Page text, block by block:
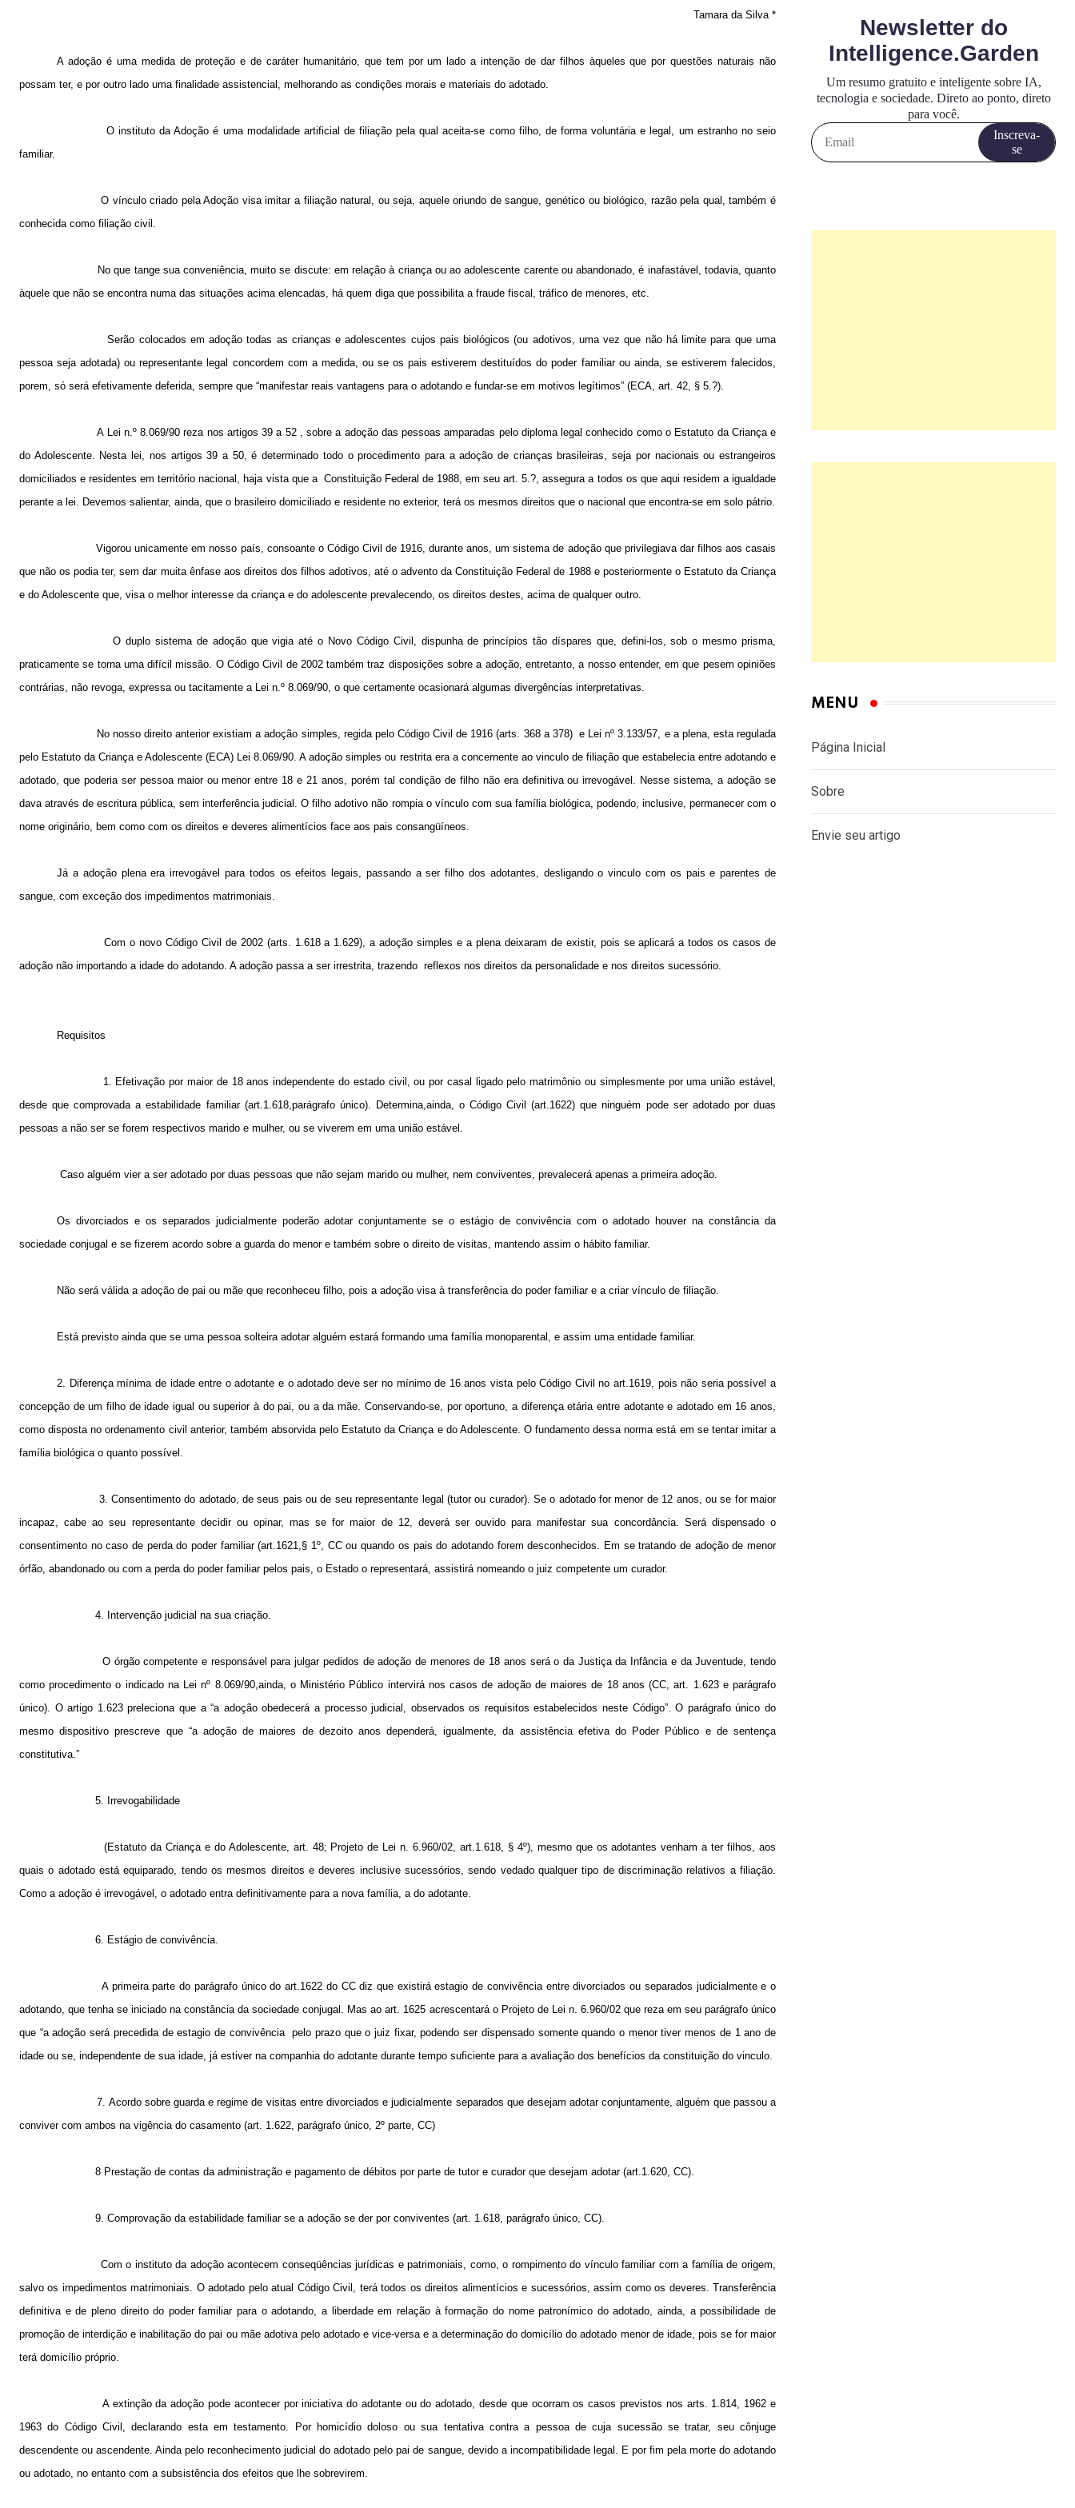
Tamara da Silva *
A adoção é uma medida de proteção e de caráter humanitário, que tem por um lado a intenção de dar filhos àqueles que por questões naturais não
possam ter, e por outro lado uma finalidade assistencial, melhorando as condições morais e materiais do adotado.
O instituto da Adoção é uma modalidade artificial de filiação pela qual aceita-se como filho, de forma voluntária e legal, um estranho no seio
familiar.
O vínculo criado pela Adoção visa imitar a filiação natural, ou seja, aquele oriundo de sangue, genético ou biológico, razão pela qual, também é
conhecida como filiação civil.
No que tange sua conveniência, muito se discute: em relação à criança ou ao adolescente carente ou abandonado, é inafastável, todavia, quanto
àquele que não se encontra numa das situações acima elencadas, há quem diga que possibilita a fraude fiscal, tráfico de menores, etc.
Serão colocados em adoção todas as crianças e adolescentes cujos pais biológicos (ou adotivos, uma vez que não há limite para que uma
pessoa seja adotada) ou representante legal concordem com a medida, ou se os pais estiverem destituídos do poder familiar ou ainda, se estiverem falecidos,
porem, só será efetivamente deferida, sempre que “manifestar reais vantagens para o adotando e fundar-se em motivos legítimos” (ECA, art. 42, § 5.?).
A Lei n.º 8.069/90 reza nos artigos39 a 52 , sobre a adoção das pessoas amparadas pelo diploma legal conhecido como o Estatuto da Criança e
do Adolescente. Nesta lei, nos artigos39 a50, é determinado todo o procedimento para a adoção de crianças brasileiras, seja por nacionais ou estrangeiros
domiciliados e residentes em território nacional, haja vista que a Constituição Federal de 1988, em seu art. 5.?, assegura a todos os que aqui residem a igualdade
perante a lei. Devemos salientar, ainda, que o brasileiro domiciliado e residente no exterior, terá os mesmos direitos que o nacional que encontra-se em solo pátrio.
Vigorou unicamente em nosso país, consoante o Código Civil de 1916, durante anos, um sistema de adoção que privilegiava dar filhos aos casais
que não os podia ter, sem dar muita ênfase aos direitos dos filhos adotivos, até o advento da Constituição Federal de 1988 e posteriormente o Estatuto da Criança
e do Adolescente que, visa o melhor interesse da criança e do adolescente prevalecendo, os direitos destes, acima de qualquer outro.
O duplo sistema de adoção que vigia até o Novo Código Civil, dispunha de princípios tão díspares que, defini-los, sob o mesmo prisma,
praticamente se torna uma difícil missão. O Código Civil de 2002 também traz disposições sobre a adoção, entretanto, a nosso entender, em que pesem opiniões
contrárias, não revoga, expressa ou tacitamente a Lei n.º 8.069/90, o que certamente ocasionará algumas divergências interpretativas.
No nosso direito anterior existiam a adoção simples, regida pelo Código Civil de 1916 (arts. 368 a378) e Lei nº 3.133/57, e a plena, esta regulada
pelo Estatuto da Criança e Adolescente (ECA) Lei 8.069/90. A adoção simples ou restrita era a concernente ao vinculo de filiação que estabelecia entre adotando e
adotado, que poderia ser pessoa maior ou menor entre 18 e 21 anos, porém tal condição de filho não era definitiva ou irrevogável. Nesse sistema, a adoção se
dava através de escritura pública, sem interferência judicial. O filho adotivo não rompia o vínculo com sua família biológica, podendo, inclusive, permanecer com o
nome originário, bem como com os direitos e deveres alimentícios face aos pais consangüíneos.
Já a adoção plena era irrevogável para todos os efeitos legais, passando a ser filho dos adotantes, desligando o vinculo com os pais e parentes de
sangue, com exceção dos impedimentos matrimoniais.
Com o novo Código Civil de 2002 (arts. 1.618 a 1.629), a adoção simples e a plena deixaram de existir, pois se aplicará a todos os casos de
adoção não importando a idade do adotando. A adoção passa a ser irrestrita, trazendo reflexos nos direitos da personalidade e nos direitos sucessório.
Requisitos
1. Efetivação por maior de 18 anos independente do estado civil, ou por casal ligado pelo matrimônio ou simplesmente por uma união estável,
desde que comprovada a estabilidade familiar (art.1.618,parágrafo único). Determina,ainda, o Código Civil (art.1622) que ninguém pode ser adotado por duas
pessoas a não ser se forem respectivos marido e mulher, ou se viverem em uma união estável.
Caso alguém vier a ser adotado por duas pessoas que não sejam marido ou mulher, nem conviventes, prevalecerá apenas a primeira adoção.
Os divorciados e os separados judicialmente poderão adotar conjuntamente se o estágio de convivência com o adotado houver na constância da
sociedade conjugal e se fizerem acordo sobre a guarda do menor e também sobre o direito de visitas, mantendo assim o hábito familiar.
Não será válida a adoção de pai ou mãe que reconheceu filho, pois a adoção visa à transferência do poder familiar e a criar vínculo de filiação.
Está previsto ainda que se uma pessoa solteira adotar alguém estará formando uma família monoparental, e assim uma entidade familiar.
2. Diferença mínima de idade entre o adotante e o adotado deve ser no mínimo de 16 anos vista pelo Código Civil no art.1619, pois não seria possível a
concepção de um filho de idade igual ou superior à do pai, ou a da mãe. Conservando-se, por oportuno, a diferença etária entre adotante e adotado em 16 anos,
como disposta no ordenamento civil anterior, também absorvida pelo Estatuto da Criança e do Adolescente. O fundamento dessa norma está em se tentar imitar a
família biológica o quanto possível.
3. Consentimento do adotado, de seus pais ou de seu representante legal (tutor ou curador). Se o adotado for menor de 12 anos, ou se for maior
incapaz, cabe ao seu representante decidir ou opinar, mas se for maior de 12, deverá ser ouvido para manifestar sua concordância. Será dispensado o
consentimento no caso de perda do poder familiar (art.1621,§ 1º, CC ou quando os pais do adotando forem desconhecidos. Em se tratando de adoção de menor
órfão, abandonado ou com a perda do poder familiar pelos pais, o Estado o representará, assistirá nomeando o juiz competente um curador.
4. Intervenção judicial na sua criação.
O órgão competente e responsável para julgar pedidos de adoção de menores de 18 anos será o da Justiça da Infância e da Juventude, tendo
como procedimento o indicado na Lei nº 8.069/90,ainda, o Ministério Público intervirá nos casos de adoção de maiores de 18 anos (CC, art. 1.623 e parágrafo
único). O artigo 1.623 preleciona que a “a adoção obedecerá a processo judicial, observados os requisitos estabelecidos neste Código”. O parágrafo único do
mesmo dispositivo prescreve que “a adoção de maiores de dezoito anos dependerá, igualmente, da assistência efetiva do Poder Público e de sentença
constitutiva.”
5. Irrevogabilidade
(Estatuto da Criança e do Adolescente, art. 48; Projeto de Lei n. 6.960/02, art.1.618, § 4º), mesmo que os adotantes venham a ter filhos, aos
quais o adotado está equiparado, tendo os mesmos direitos e deveres inclusive sucessórios, sendo vedado qualquer tipo de discriminação relativos a filiação.
Como a adoção é irrevogável, o adotado entra definitivamente para a nova família, a do adotante.
6. Estágio de convivência.
A primeira parte do parágrafo único do art.1622 do CC diz que existirá estagio de convivência entre divorciados ou separados judicialmente e o
adotando, que tenha se iniciado na constância da sociedade conjugal. Mas ao art. 1625 acrescentará o Projeto de Lei n. 6.960/02 que reza em seu parágrafo único
que “a adoção será precedida de estagio de convivência
pelo prazo que o juiz fixar, podendo ser dispensado somente quando o menor tiver menos de 1 ano de
idade ou se, independente de sua idade, já estiver na companhia do adotante durante tempo suficiente para a avaliação dos benefícios da constituição do vinculo.
7. Acordo sobre guarda e regime de visitas entre divorciados e judicialmente separados que desejam adotar conjuntamente, alguém que passou a
conviver com ambos na vigência do casamento (art. 1.622, parágrafo único, 2º parte, CC)
8 Prestação de contas da administração e pagamento de débitos por parte de tutor e curador que desejam adotar (art.1.620, CC).
9. Comprovação da estabilidade familiar se a adoção se der por conviventes (art. 1.618, parágrafo único, CC).
Com o instituto da adoção acontecem conseqüências jurídicas e patrimoniais, como, o rompimento do vínculo familiar com a família de origem,
salvo os impedimentos matrimoniais. O adotado pelo atual Código Civil, terá todos os direitos alimentícios e sucessórios, assim como os deveres. Transferência
definitiva e de pleno direito do poder familiar para o adotando, a liberdade em relação à formação do nome patronímico do adotado, ainda, a possibilidade de
promoção de interdição e inabilitação do pai ou mãe adotiva pelo adotado e vice-versa e a determinação do domicílio do adotado menor de idade, pois se for maior
terá domicílio próprio.
A extinção da adoção pode acontecer por iniciativa do adotante ou do adotado, desde que ocorram os casos previstos nos arts. 1.814, 1962 e
1963 do Código Civil, declarando estaem testamento. Porhomicídio doloso ou sua tentativa contra a pessoa de cuja sucessão se tratar, seu cônjuge
descendente ou ascendente. Ainda pelo reconhecimento judicial do adotado pelo pai de sangue, devido a incompatibilidade legal. E por fim pela morte do adotando
ou adotado, no entanto com a subsistência dos efeitos que lhe sobrevirem.